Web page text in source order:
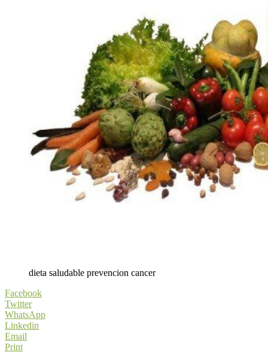
dieta saludable prevencion cancer
Facebook
Twitter
WhatsApp
Linkedin
Email
Print